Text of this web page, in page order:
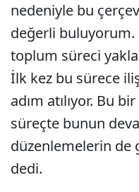
nedeniyle bu
değerli buluyorum.
toplum süreci
İlk kez bu sürece
adım atılıyor. Bu
süreçte bunun
düzenlemelerin de
dedi.